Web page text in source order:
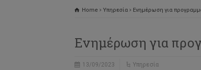
Home Υπηρεσία Ενημέρωση για
Ενημέρωση για
13/09/2023 Υπηρεσία